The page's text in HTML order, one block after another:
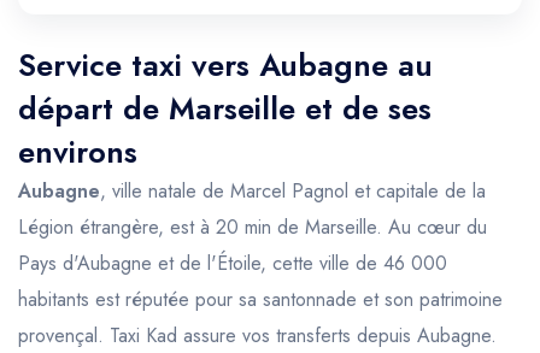
Service taxi vers Aubagne au
départ de Marseille et de ses
environs
Aubagne, ville natale de Marcel Pagnol et capitale de la
Légion étrangère, est à 20 min de Marseille. Au cœur du
Pays d'Aubagne et de l'Étoile, cette ville de 46 000
habitants est réputée pour sa santonnade et son patrimoine
provençal. Taxi Kad assure vos transferts depuis Aubagne.